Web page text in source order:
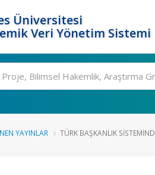
Üniversitesi
Veri Yönetim Sistemi
YAYINLAR TÜRK BAŞKANLIK